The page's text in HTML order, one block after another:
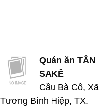
Quán ăn TÂN
SAKÊ
Cầu Bà Cô, Xã
Tương Bình Hiệp, TX.